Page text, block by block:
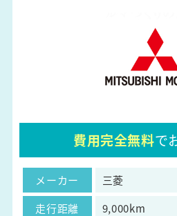
費用完全無料で
メーカー
三菱
走行距離
9,000km